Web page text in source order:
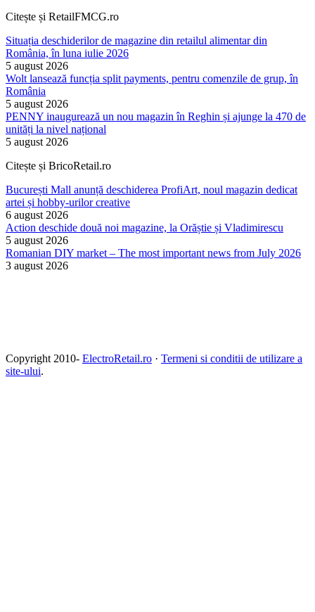
Citește și RetailFMCG.ro
Situația deschiderilor de magazine din retailul alimentar din
România, în luna iulie 2026
5 august 2026
Wolt lansează funcția split payments, pentru comenzile de grup, în
România
5 august 2026
PENNY inaugurează un nou magazin în Reghin și ajunge la 470 de
unități la nivel național
5 august 2026
Citește și BricoRetail.ro
București Mall anunță deschiderea ProfiArt, noul magazin dedicat
artei și hobby-urilor creative
6 august 2026
Action deschide două noi magazine, la Orăștie și Vladimirescu
5 august 2026
Romanian DIY market – The most important news from July 2026
3 august 2026
Copyright 2010- ElectroRetail.ro · Termeni si conditii de utilizare a
site-ului.